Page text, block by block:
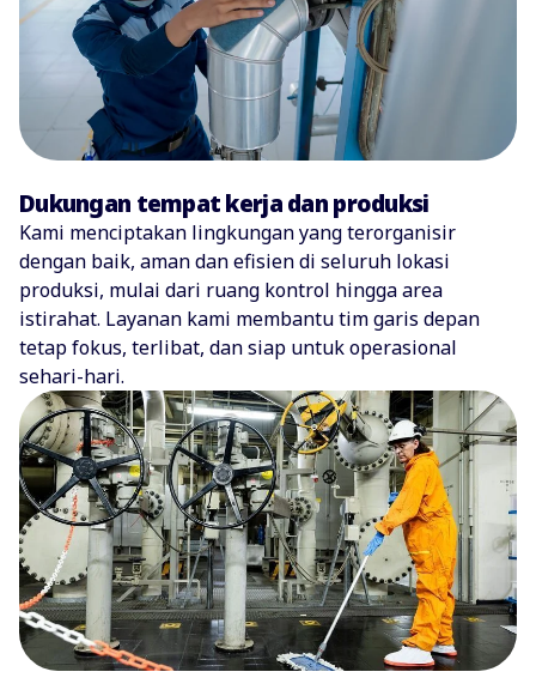
Dukungan tempat kerja dan produksi
Kami menciptakan lingkungan yang terorganisir
dengan baik, aman dan efisien di seluruh lokasi
produksi, mulai dari ruang kontrol hingga area
istirahat. Layanan kami membantu tim garis depan
tetap fokus, terlibat, dan siap untuk operasional
sehari-hari.